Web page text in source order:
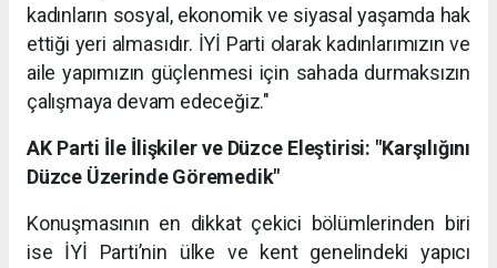
kadınların sosyal, ekonomik ve siyasal yaşamda hak
ettiği yeri almasıdır. İYİ Parti olarak kadınlarımızın ve
aile yapımızın güçlenmesi için sahada durmaksızın
çalışmaya devam edeceğiz."
AK Parti İle İlişkiler ve Düzce Eleştirisi: "Karşılığını
Düzce Üzerinde Göremedik"
Konuşmasının en dikkat çekici bölümlerinden biri
ise İYİ Parti’nin ülke ve kent genelindeki yapıcı